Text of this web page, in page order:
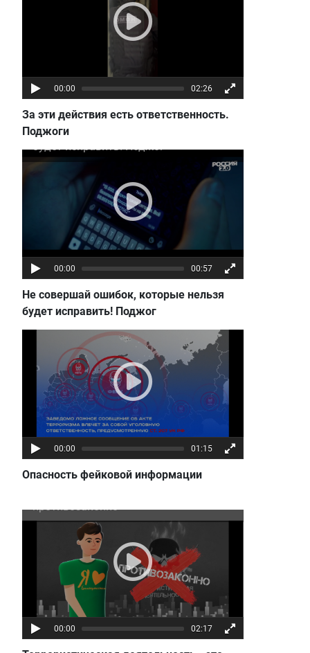
00:00 02:26
За эти действия есть ответственность.
Поджоги
Не совершай ошибок, которые нельзя
00:00 00:57
Не совершай ошибок, которые нельзя
будет исправить! Поджог
Опасность фейковой информации
00:00 01:15
Опасность фейковой информации
00:00 02:17